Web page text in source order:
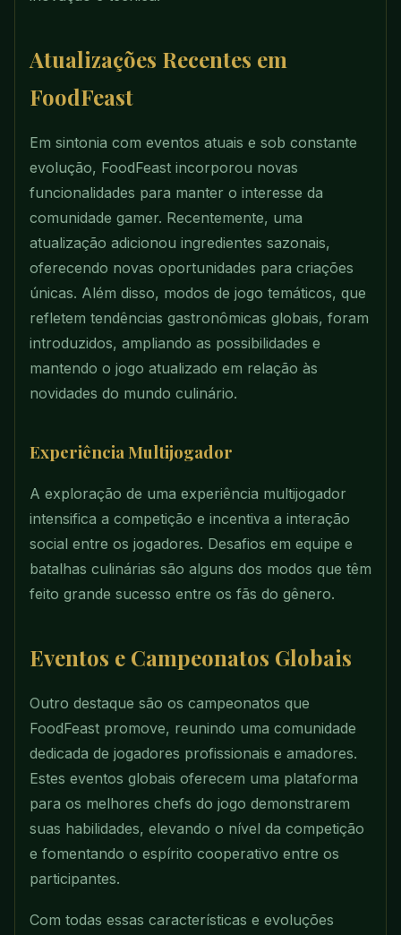
Atualizações Recentes em
FoodFeast
Em sintonia com eventos atuais e sob constante
evolução, FoodFeast incorporou novas
funcionalidades para manter o interesse da
comunidade gamer. Recentemente, uma
atualização adicionou ingredientes sazonais,
oferecendo novas oportunidades para criações
únicas. Além disso, modos de jogo temáticos, que
refletem tendências gastronômicas globais, foram
introduzidos, ampliando as possibilidades e
mantendo o jogo atualizado em relação às
novidades do mundo culinário.
Experiência Multijogador
A exploração de uma experiência multijogador
intensifica a competição e incentiva a interação
social entre os jogadores. Desafios em equipe e
batalhas culinárias são alguns dos modos que têm
feito grande sucesso entre os fãs do gênero.
Eventos e Campeonatos Globais
Outro destaque são os campeonatos que
FoodFeast promove, reunindo uma comunidade
dedicada de jogadores profissionais e amadores.
Estes eventos globais oferecem uma plataforma
para os melhores chefs do jogo demonstrarem
suas habilidades, elevando o nível da competição
e fomentando o espírito cooperativo entre os
participantes.
Com todas essas características e evoluções